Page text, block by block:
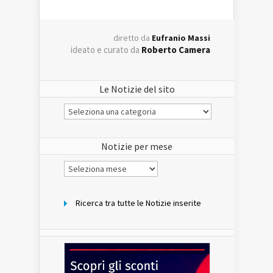
diretto da Eufranio Massi
ideato e curato da Roberto Camera
Le Notizie del sito
Le
Notizie
Notizie per mese
Notizie
per
Ricerca tra tutte le Notizie inserite